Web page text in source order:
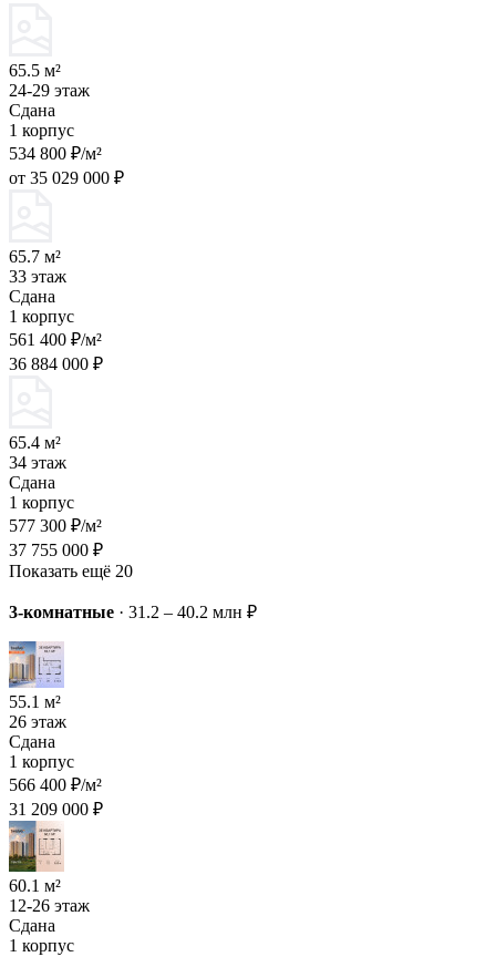
65.5 м²
24-29 этаж
Сдана
1 корпус
534 800 ₽/м²
от 35 029 000 ₽
65.7 м²
33 этаж
Сдана
1 корпус
561 400 ₽/м²
36 884 000 ₽
65.4 м²
34 этаж
Сдана
1 корпус
577 300 ₽/м²
37 755 000 ₽
Показать ещё 20
3-комнатные · 31.2 – 40.2 млн ₽
55.1 м²
26 этаж
Сдана
1 корпус
566 400 ₽/м²
31 209 000 ₽
60.1 м²
12-26 этаж
Сдана
1 корпус